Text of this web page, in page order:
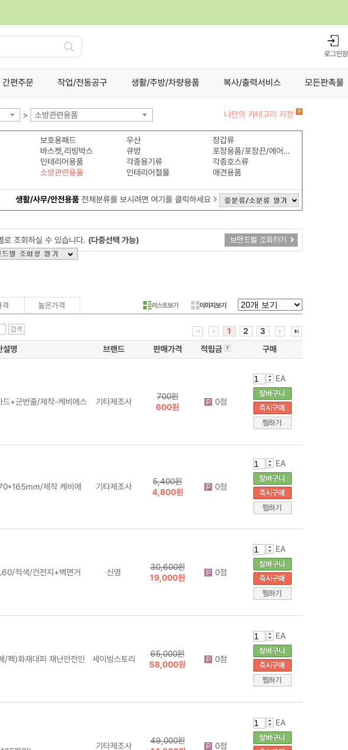
검
로그인
간편주문 작업/전동공구 생활/주방/차량용품 복사/출력서비스 모든판촉물
> 소방관련용품 나만의 카테고리 지정
보호용패드 우산
장갑류
바스켓,리빙박스 큐방
포장용품/포장끈/에어쿠션
인테리어용품 각종용기류
각종호스류
소방관련용품 인테리어철물
애견용품
생활/사무/안전용품전체분류를 보시려면 여기를 클릭하세요
로 조회하실 수 있습니다. (다중선택 가능)
리스트보기 이미지보기
1 2
3
설명 브랜드 판매가격 적립금 구매
드+군번줄/제작-케비에스
기타제조사
700원
600원
0점
EA
제작 케비에
기타제조사
5,400원
4,800원
0점
EA
적색/건전지+벽면거
신영
30,600원
19,000원
0점
EA
/팩)화재대피 재난안전인
세이빙스토리
65,000원
58,000원
0점
EA
기타제조사
49,000원
0점
EA